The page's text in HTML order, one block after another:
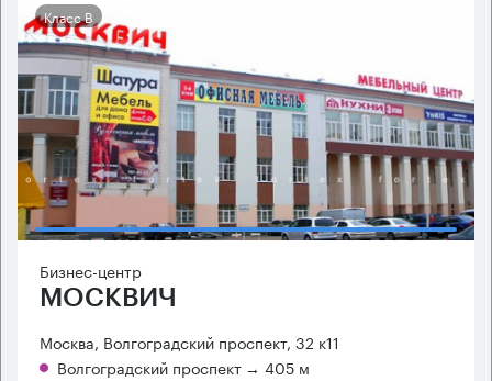
Класс B
Бизнес-центр
МОСКВИЧ
Москва, Волгоградский проспект, 32 к11
Волгоградский проспект → 405 м